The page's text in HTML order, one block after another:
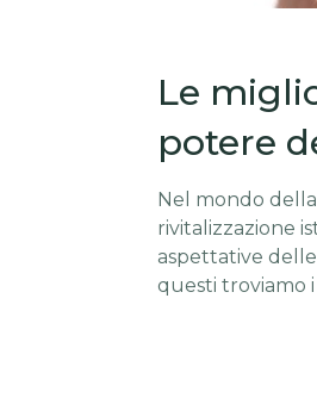
Le
potere
Nel mondo
rivitalizzazione
aspettative
questi troviamo